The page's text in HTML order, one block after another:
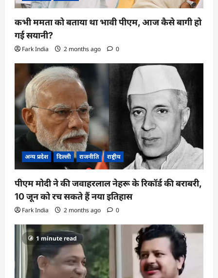
कभी ममता को बताया था भावी पीएम, आज कैसे बागी हो
गई सयानी?
Fark India 2 months ago 0
अन्य प्रदेश दिल्ली राजनीति राष्ट्रीय
पीएम मोदी ने की जवाहरलाल नेहरू के रिकॉर्ड की बराबरी,
10 जून को रच सकते हैं नया इतिहास
Fark India 2 months ago 0
1 minute read